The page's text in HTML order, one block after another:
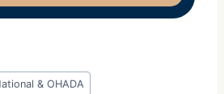
& OHADA